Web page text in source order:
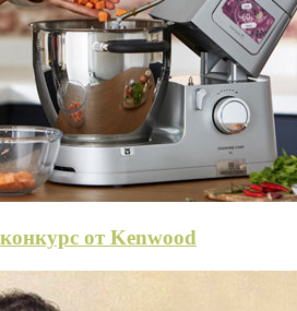
от Kenwood